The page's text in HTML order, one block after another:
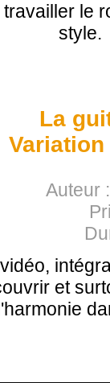
le
style.
La
Variation
Auteur
et